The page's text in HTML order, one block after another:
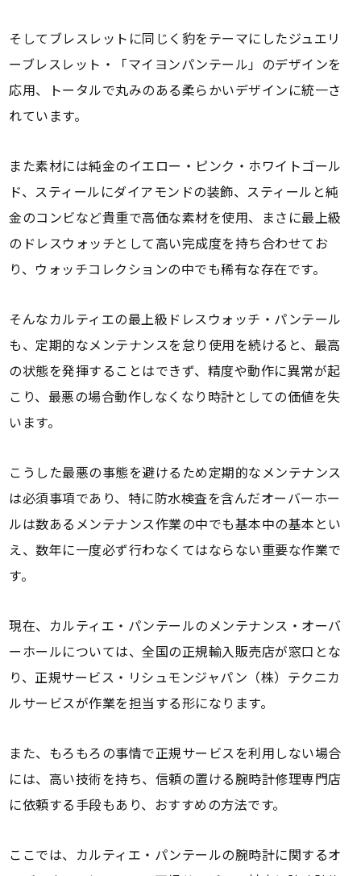
そしてブレスレットに同じく豹をテーマにしたジュエリ
ーブレスレット・「マイヨンパンテール」のデザインを
応用、トータルで丸みのある柔らかいデザインに統一さ
れています。
また素材には純金のイエロー・ピンク・ホワイトゴール
ド、スティールにダイアモンドの装飾、スティールと純
金のコンビなど貴重で高価な素材を使用、まさに最上級
のドレスウォッチとして高い完成度を持ち合わせてお
り、ウォッチコレクションの中でも稀有な存在です。
そんなカルティエの最上級ドレスウォッチ・パンテール
も、定期的なメンテナンスを怠り使用を続けると、最高
の状態を発揮することはできず、精度や動作に異常が起
こり、最悪の場合動作しなくなり時計としての価値を失
います。
こうした最悪の事態を避けるため定期的なメンテナンス
は必須事項であり、特に防水検査を含んだオーバーホー
ルは数あるメンテナンス作業の中でも基本中の基本とい
え、数年に一度必ず行わなくてはならない重要な作業で
す。
現在、カルティエ・パンテールのメンテナンス・オーバ
ーホールについては、全国の正規輸入販売店が窓口とな
り、正規サービス・リシュモンジャパン（株）テクニカ
ルサービスが作業を担当する形になります。
また、もろもろの事情で正規サービスを利用しない場合
には、高い技術を持ち、信頼の置ける腕時計修理専門店
に依頼する手段もあり、おすすめの方法です。
ここでは、カルティエ・パンテールの腕時計に関するオ